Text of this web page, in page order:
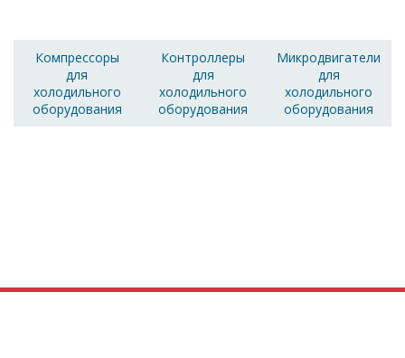
Компрессоры
для
холодильного
оборудования
Контроллеры
для
холодильного
оборудования
Микродвигатели
для
холодильного
оборудования